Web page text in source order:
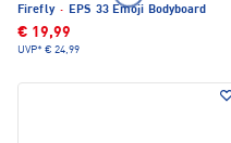
Firefly · EPS 33 Emoji Bodyboard
€ 19,99
UVP* € 24,99